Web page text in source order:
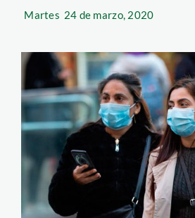
Martes 24 de marzo, 2020